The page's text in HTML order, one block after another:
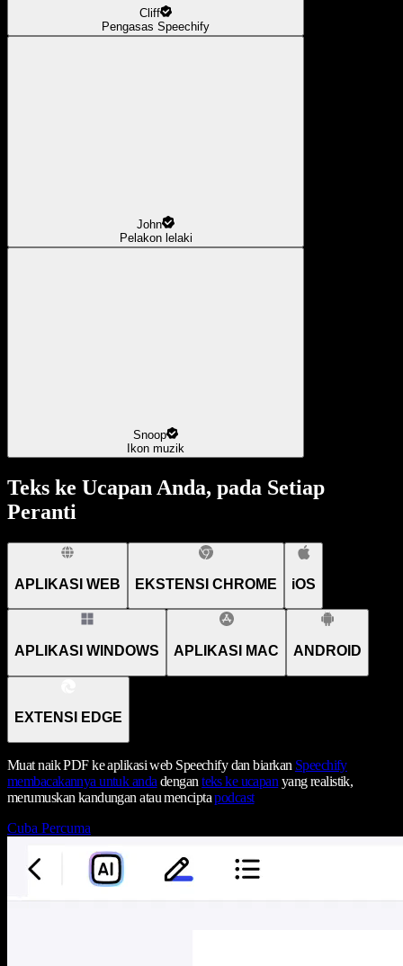
Cliff
Pengasas Speechify
John
Pelakon lelaki
Snoop
Ikon muzik
Teks ke Ucapan Anda, pada Setiap
Peranti
APLIKASI WEB EKSTENSI CHROME iOS
APLIKASI WINDOWS APLIKASI MAC ANDROID
EXTENSI EDGE
Muat naik PDF ke aplikasi web Speechify dan biarkan Speechify
membacakannya untuk anda denganteks ke ucapan yang realistik,
merumuskan kandungan atau menciptapodcast
Cuba Percuma